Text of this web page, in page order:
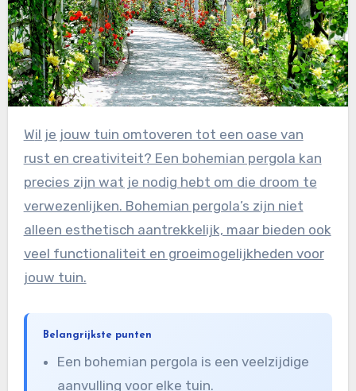
Wil je jouw tuin omtoveren tot een oase van
rust en creativiteit? Een bohemian pergola kan
precies zijn wat je nodig hebt om die droom te
verwezenlijken. Bohemian pergola’s zijn niet
alleen esthetisch aantrekkelijk, maar bieden ook
veel functionaliteit en groeimogelijkheden voor
jouw tuin.
Belangrijkste punten
Een bohemian pergola is een veelzijdige
aanvulling voor elke tuin.